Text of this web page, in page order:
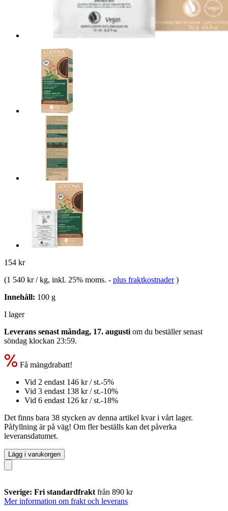
154 kr
(1 540 kr / kg, inkl. 25% moms. - plus fraktkostnader )
Innehåll: 100 g
I lager
Leverans senast måndag, 17. augusti om du beställer senast
söndag klockan 23:59.
Få mängdrabatt!
Vid 2 endast 146 kr/ st.-5%
Vid 3 endast 138 kr/ st.-10%
Vid 6 endast 126 kr/ st.-18%
Det finns bara 38 stycken av denna artikel kvar i vårt lager.
Påfyllning är på väg! Om fler beställs kan det påverka
leveransdatumet.
Lägg i varukorgen
Sverige: Fri standardfrakt från 890 kr
Mer information om frakt och leverans